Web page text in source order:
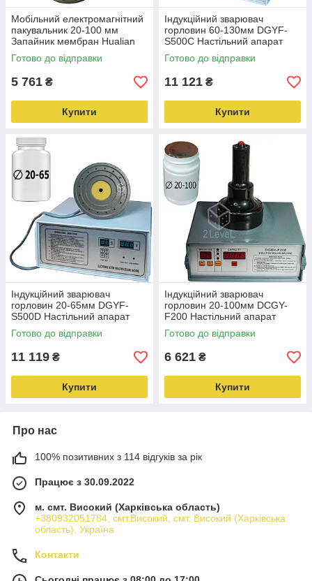
Мобільний електромагнітний
пакувальник 20-100 мм
Запайник мембран Hualian
Переносний індукційний
запайник DL-800
Готово до відправки
5 761 ₴
Купити
Індукційний зварювач
горловин 60-130мм DGYF-
S500C Настільний апарат
безконтактної зварювання
Hualian
Готово до відправки
11 121 ₴
Купити
Індукційний зварювач
горловин 20-65мм DGYF-
S500D Настільний апарат
безконтактної зварювання
Hualian
Готово до відправки
11 119 ₴
Купити
Індукційний зварювач
горловин 20-100мм DCGY-
F200 Настільний апарат
безконтактного зварювання
Hualian
Готово до відправки
6 621 ₴
Купити
Про нас
100% позитивних з 114 відгуків за рік
Працює з 30.09.2022
м. смт. Високий (Харківська область)
+380932051784, смт.Високий, смт. Високий (Харківська
область), Україна
Контакти